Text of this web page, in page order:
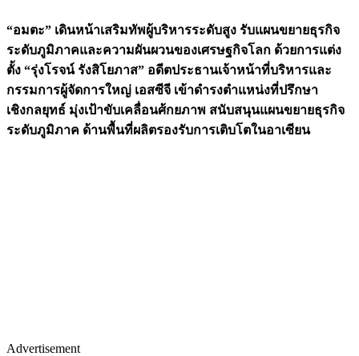
“อมตะ” เดินหน้าเสริมทัพผู้บริหารระดับสูง รับแผนขยายธุรกิจ
ระดับภูมิภาคและความผันผวนของเศรษฐกิจโลก ด้วยการแต่ง
ตั้ง “รุ่งโรจน์ รังสิโยภาส” อดีตประธานเจ้าหน้าที่บริหารและ
กรรมการผู้จัดการใหญ่ เอสซีจี เข้าดำรงตำแหน่งที่ปรึกษา
เชิงกลยุทธ์ มุ่งเป้าขับเคลื่อนศ้กยภาพ สนับสนุนแผนขยายธุรกิจ
ระดับภูมิภาค ด้านพื้นที่ผลิตรองรับการเติบโตในอาเซียน
Advertisement